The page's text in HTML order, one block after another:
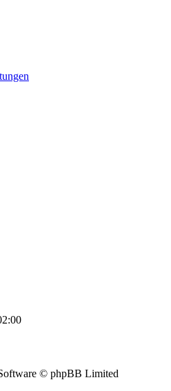
© phpBB Limited